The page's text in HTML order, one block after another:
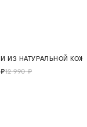
ИЗ НАТУРАЛЬНОЙ
12 990 ₽